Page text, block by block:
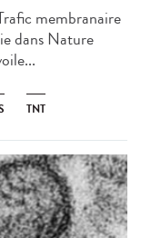
membranaire
dans Nature
TNT